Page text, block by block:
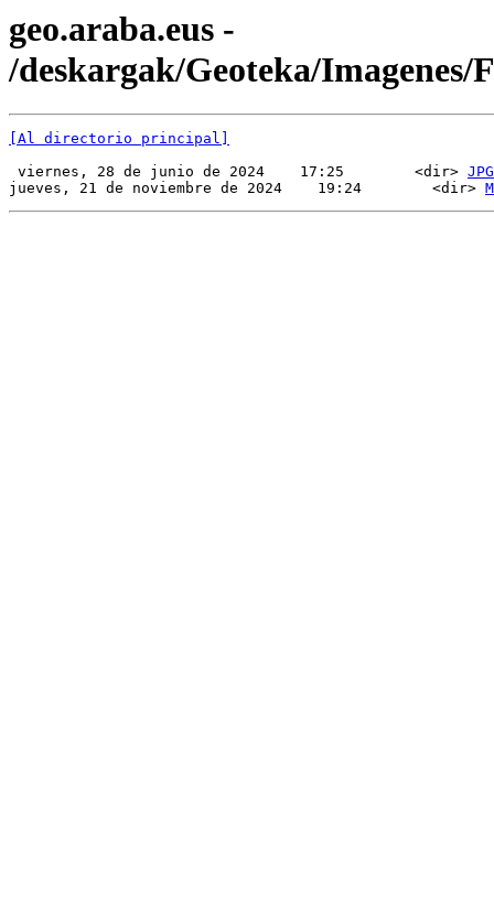
geo.araba.eus -
/deskargak/Geoteka/Imagenes/
[Al directorio principal]
viernes, 28 de junio de 2024    17:25        <dir> JPG
jueves, 21 de noviembre de 2024    19:24        <dir>